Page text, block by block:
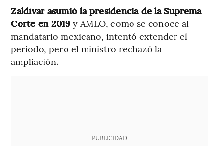
Zaldívar asumió la presidencia de la Suprema
Corte en 2019y AMLO, como se conoce al
mandatario mexicano, intentó extender el
periodo, pero el ministro rechazó la
ampliación.
PUBLICIDAD